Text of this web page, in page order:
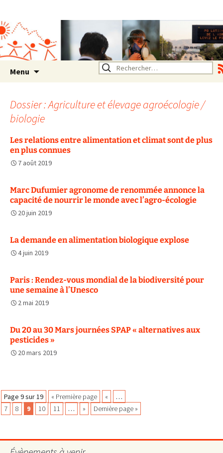
Rhône Alpes
Un environnement sain pour
la santé de tous
Menu Rechercher :
Dossier : Agriculture et élevage agroécologie /
biologie
Les relations entre alimentation et climat sont de plus
en plus connues
7 août 2019
Marc Dufumier agronome de renommée annonce la
capacité de nourrir le monde avec l’agro-écologie
20 juin 2019
La demande en alimentation biologique explose
4 juin 2019
Paris : Rendez-vous mondial de la biodiversité pour
une semaine à l’Unesco
2 mai 2019
Du 20 au 30 Mars journées SPAP « alternatives aux
pesticides »
20 mars 2019
Navigation
des
Page 9 sur 19 « Première page «
…
7
8 9 10 11 … » Dernière page »